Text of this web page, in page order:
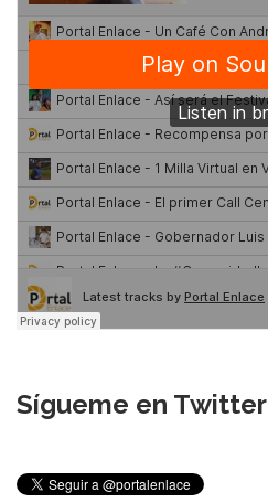
Sígueme en Twitter